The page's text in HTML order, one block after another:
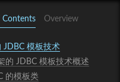
Contents Overview
JDBC 模板技术
的 JDBC 模板技术概述
的模板类